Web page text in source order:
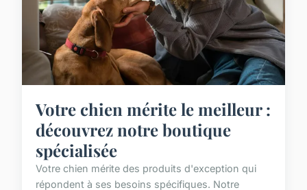
Votre chien mérite le meilleur :
découvrez notre boutique
spécialisée
Votre chien mérite des produits d'exception qui
répondent à ses besoins spécifiques. Notre